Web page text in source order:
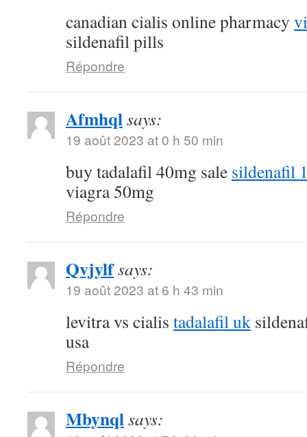
canadian cialis online pharmacy
sildenafil pills
Répondre
Afmhqlsays:
19 août 2023 at 0 h 50 min
buy tadalafil 40mg sale sildenafil
viagra 50mg
Répondre
Qvjylfsays:
19 août 2023 at 6 h 43 min
levitra vs cialis tadalafil uk
usa
Répondre
Mbynqlsays: